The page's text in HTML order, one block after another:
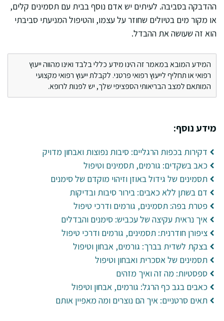
ההדבקה בסביבה. לעיתים יש אדם נוסף בבית עם תסמינים קלים,
או מקור מים בטיולים שחוזר על עצמו, והטיפול המניעתי סביבתי
הוא זה שעושה את ההבדל.
המידע המובא במאמר זה הינו מידע כללי בלבד ואינו מהווה ייעוץ
רפואי או תחליף לייעוץ רפואי פרטני. לקבלת ייעוץ רפואי מקצועי
המותאם למצב הבריאותי הספציפי שלך, יש לפנות לרופא.
מידע נוסף:
דקירות בכפות הרגליים: סיבות נפוצות ואבחון מדויק
כאב בשקדים: גורמים, תסמינים וטיפול
תסמינים של גידול באוזן וזיהוי מוקדם של סימנים
דם בשתן ללא כאבים: בירור סיבות ובדיקות
פטרת בפה: תסמינים, גורמים ודרכי טיפול
איך נראית עקיצה של עכביש: סימנים והבדלים
ציפורן חודרנית: תסמינים, גורמים ודרכי טיפול
בצקת לשדית בברך: גורמים, אבחון וטיפול
תסמינים של אסכרית ואבחון וטיפול
ספסטיות: מה זה ואיך מזהים
כאבים בגב כף הרגל: גורמים, אבחון וטיפול
תאים סרטניים: איך הם נוצרים ומה מאפיין אותם